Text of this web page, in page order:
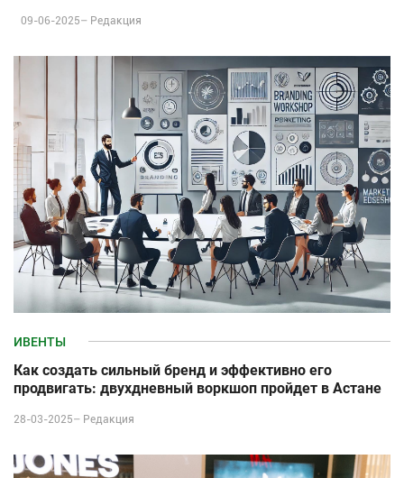
09-06-2025– Редакция
ИВЕНТЫ
Как создать сильный бренд и эффективно его
продвигать: двухдневный воркшоп пройдет в Астане
28-03-2025– Редакция